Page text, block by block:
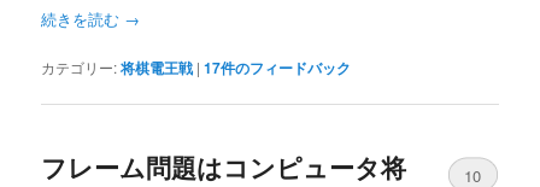
続きを読む →
カテゴリー:将棋電王戦 |17件のフィードバック
フレーム問題はコンピュータ将
10